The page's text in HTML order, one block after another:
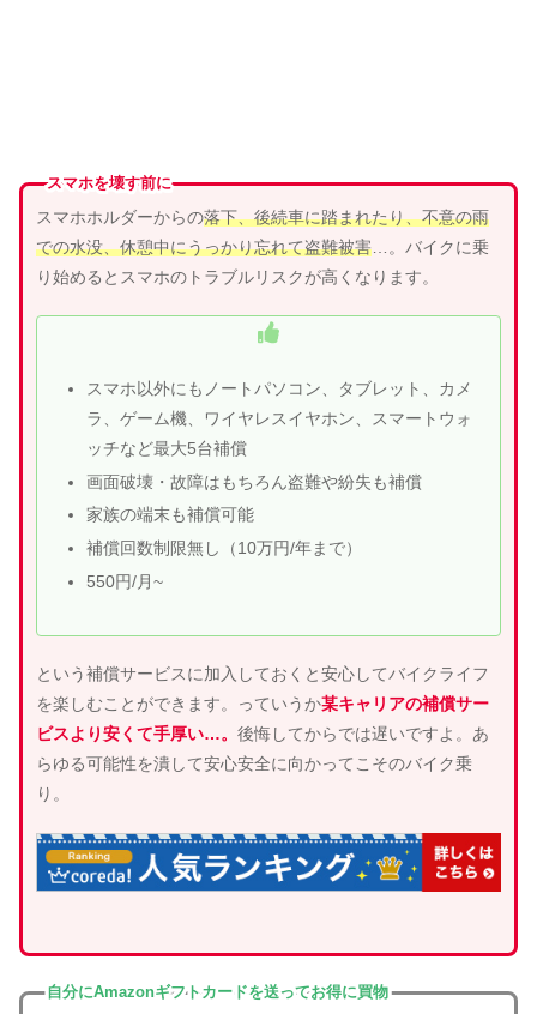
スマホを壊す前に
スマホホルダーからの落下、後続車に踏まれたり、不意の雨
での水没、休憩中にうっかり忘れて盗難被害 …。バイクに乗
り始めるとスマホのトラブルリスクが高くなります。
スマホ以外にもノートパソコン、タブレット、カメ
ラ、ゲーム機、ワイヤレスイヤホン、スマートウォ
ッチなど最大5台補償
画面破壊・故障はもちろん盗難や紛失も補償
家族の端末も補償可能
補償回数制限無し（10万円/年まで）
550円/月~
という補償サービスに加入しておくと安心してバイクライフ
を楽しむことができます。っていうか某キャリアの補償サー
ビスより安くて手厚い…。後悔してからでは遅いですよ。あ
らゆる可能性を潰して安心安全に向かってこそのバイク乗
り。
自分にAmazonギフトカードを送ってお得に買物